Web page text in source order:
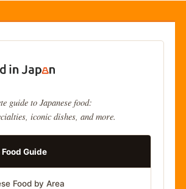
guide to Japanese food:
iconic dishes, and more.
Guide
Food by Area